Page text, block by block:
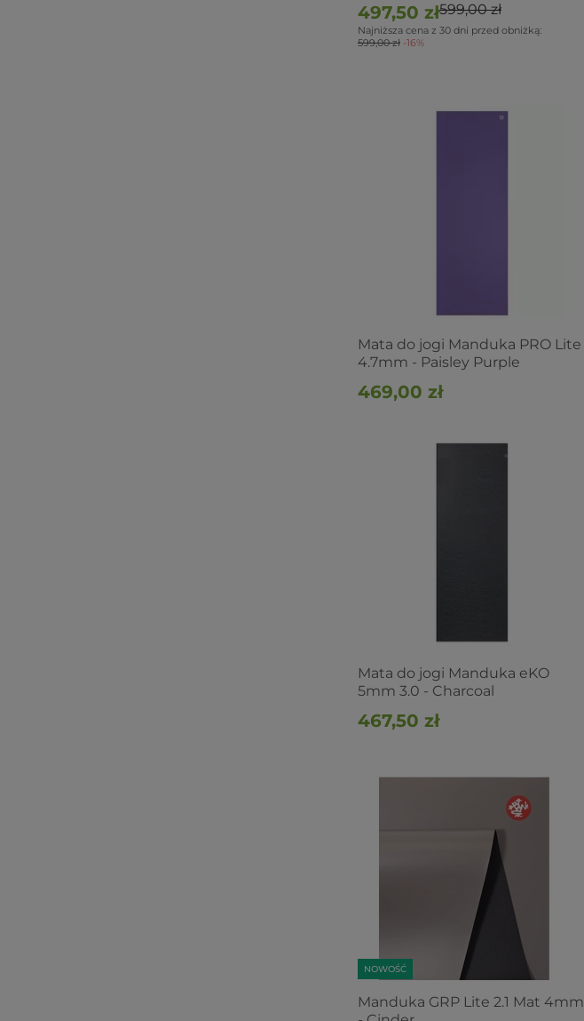
497,50 zł599,00 zł
Najniższa cena z 30 dni przed obniżką:
599,00 zł -16%
Mata do jogi Manduka PRO Lite
4.7mm - Paisley Purple
469,00 zł
Mata do jogi Manduka eKO
5mm 3.0 - Charcoal
467,50 zł
NOWOŚĆ
Manduka GRP Lite 2.1 Mat 4mm